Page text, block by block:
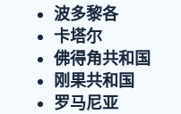
波多黎各
卡塔尔
佛得角共和国
刚果共和国
罗马尼亚